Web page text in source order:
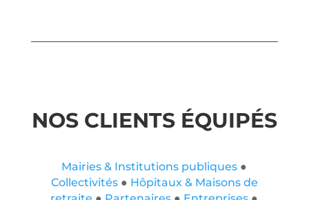
NOS CLIENTS ÉQUIPÉS
Mairies & Institutions publiques ●
Collectivités● Hôpitaux & Maisons de